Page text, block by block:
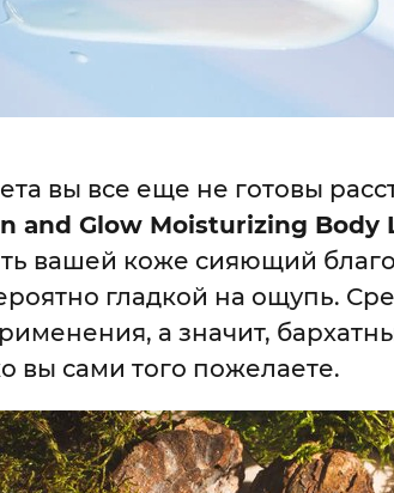
вы все еще не готовы
and Glow Moisturizing Body
вашей коже сияющий
гладкой на ощупь.
а значит,
вы сами того пожелаете.